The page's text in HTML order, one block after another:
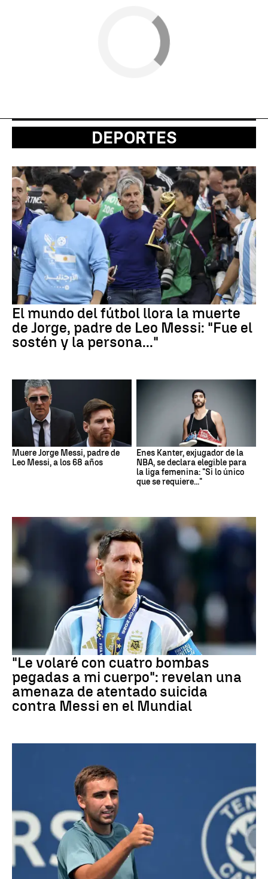
DEPORTES
El mundo del fútbol llora la muerte
de Jorge, padre de Leo Messi: "Fue el
sostén y la persona..."
Muere Jorge Messi, padre de
Leo Messi, a los 68 años
Enes Kanter, exjugador de la
NBA, se declara elegible para
la liga femenina: "Si lo único
que se requiere..."
Mundial 2026
"Le volaré con cuatro bombas
pegadas a mi cuerpo": revelan una
amenaza de atentado suicida
contra Messi en el Mundial